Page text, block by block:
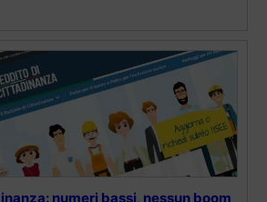
numeri bassi, nessun boom